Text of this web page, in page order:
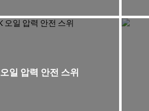
일 압력 안전 스위